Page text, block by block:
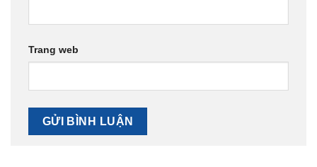
Trang web